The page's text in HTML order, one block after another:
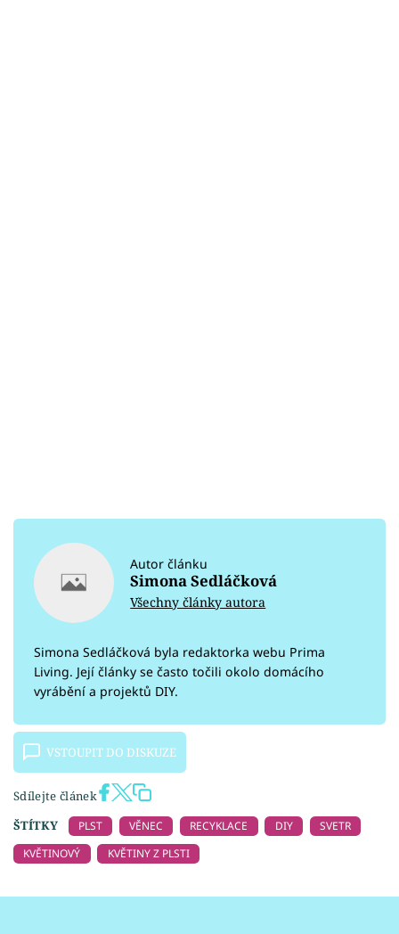
Autor článku
Simona Sedláčková
Všechny články autora
Simona Sedláčková byla redaktorka webu Prima
Living. Její články se často točili okolo domácího
vyrábění a projektů DIY.
VSTOUPIT DO DISKUZE
Sdílejte článek
ŠTÍTKY
PLST VĚNEC RECYKLACE DIY
SVETR
KVĚTINOVÝ
KVĚTINY Z PLSTI